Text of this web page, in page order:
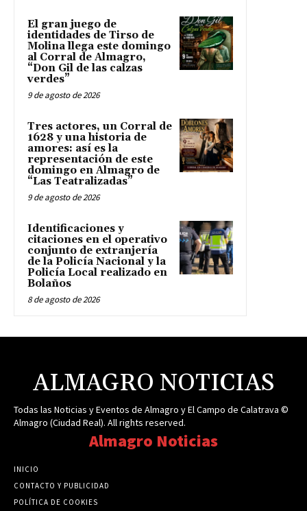
El gran juego de
identidades de Tirso de
Molina llega este domingo
al Corral de Almagro,
“Don Gil de las calzas
verdes”
9 de agosto de 2026
Tres actores, un Corral de
1628 y una historia de
amores: así es la
representación de este
domingo en Almagro de
“Las Teatralizadas”
9 de agosto de 2026
Identificaciones y
citaciones en el operativo
conjunto de extranjería
de la Policía Nacional y la
Policía Local realizado en
Bolaños
8 de agosto de 2026
ALMAGRO NOTICIAS
Todas las Noticias y Eventos de Almagro y El Campo de Calatrava ©
Almagro (Ciudad Real). All rights reserved.
Almagro Noticias
INICIO
CONTACTO Y PUBLICIDAD
POLÍTICA DE COOKIES